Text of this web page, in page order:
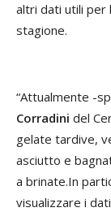
altri dati utili per
stagione.
“Attualmente -
Corradini del
gelate tardive,
asciutto e
a brinate.In
visualizzare i